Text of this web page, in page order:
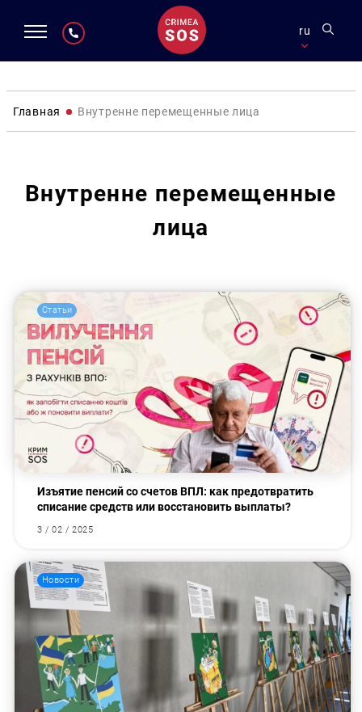
ru
Главная Внутренне перемещенные лица
Внутренне перемещенные
лица
Статьи
Изъятие пенсий со счетов ВПЛ: как предотвратить
списание средств или восстановить выплаты?
3 / 02 / 2025
Новости